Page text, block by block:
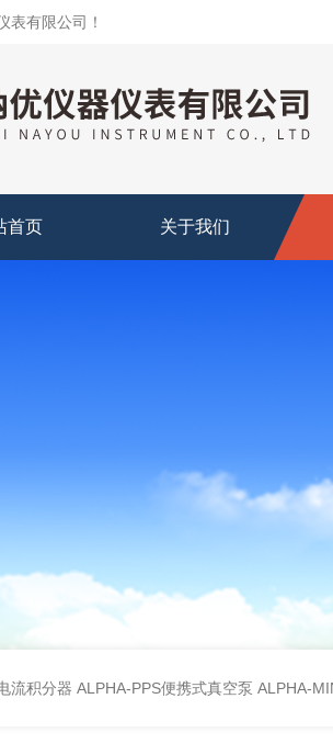
表有限公司！
首页 关于我们
流积分器 ALPHA-PPS便携式真空泵 ALPHA-